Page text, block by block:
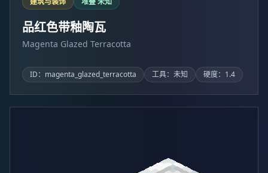
品红色带釉陶瓦
Magenta Glazed Terracotta
ID：magenta_glazed_terracotta 工具：未知 硬度：1.4